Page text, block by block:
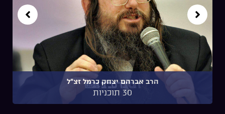
הרב אברהם יצחק כרמל זצ"ל
30 תוכניות